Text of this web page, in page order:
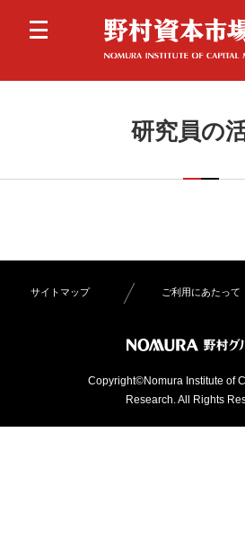
研究員の
サイトマップ ご利用にあたって
Copyright©Nomura Institute of
Research. All Rights